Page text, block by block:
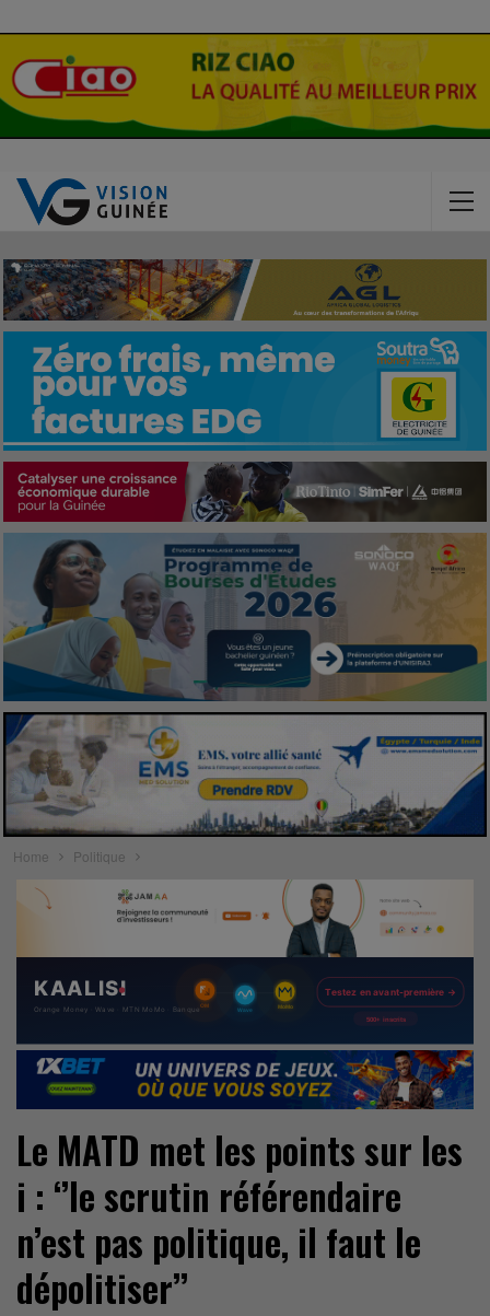
Home Politique
Le MATD met les points sur les
i : ‘’le scrutin référendaire
n’est pas politique, il faut le
dépolitiser’’